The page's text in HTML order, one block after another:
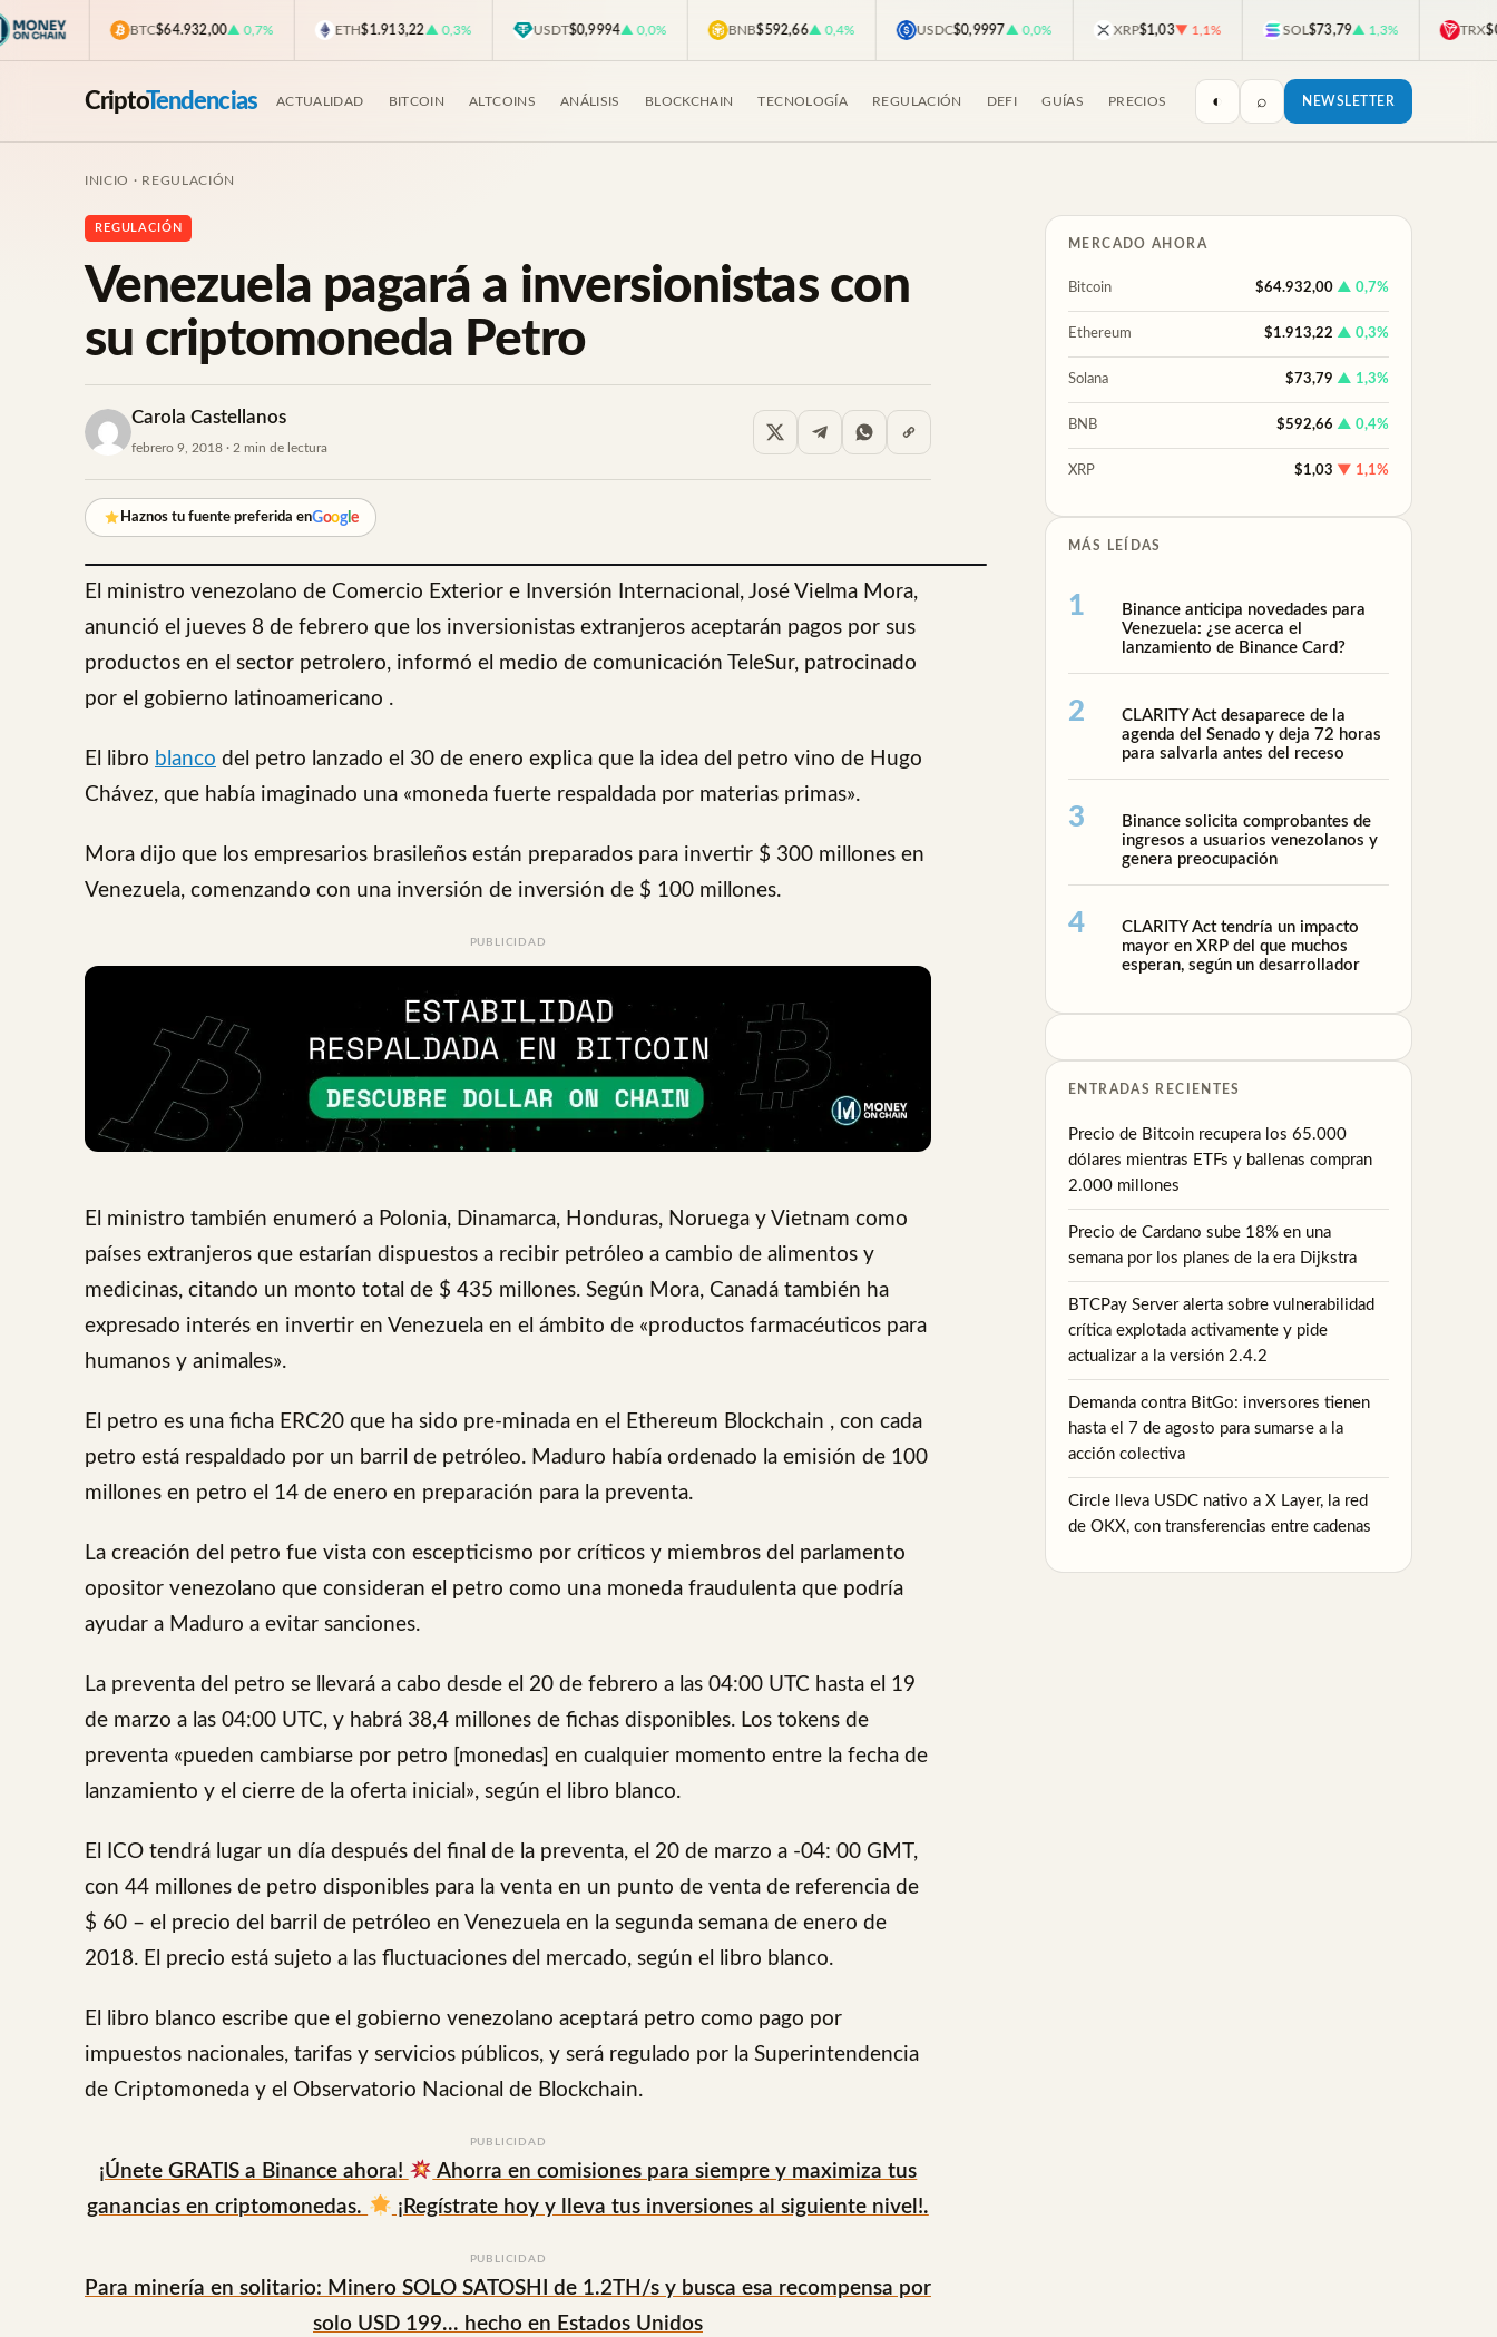
BTC$64.932,00▲ 0,7% ETH$1.913,22▲ 0,3% USDT$0,9994▲ 0,0% BNB$592,66▲ 0,4% USDC$0,9997▲ 0,0% XRP $1,03▼ 1,1% SOL$73,79▲ 1,3% TRX
CriptoTendencias ACTUALIDAD BITCOIN ALTCOINS ANÁLISIS BLOCKCHAIN TECNOLOGÍA REGULACIÓN DEFI GUÍAS PRECIOS ◐ ⌕ NEWSLETTER
INICIO · REGULACIÓN
REGULACIÓN
Venezuela pagará a inversionistas con
su criptomoneda Petro
Carola Castellanos
febrero 9, 2018 · 2 min de lectura
Haznos tu fuente preferida enGoogle
El ministro venezolano de Comercio Exterior e Inversión Internacional, José Vielma Mora,
anunció el jueves 8 de febrero que los inversionistas extranjeros aceptarán pagos por sus
productos en el sector petrolero, informó el medio de comunicación TeleSur, patrocinado
por el gobierno latinoamericano .
El libro blanco del petro lanzado el 30 de enero explica que la idea del petro vino de Hugo
Chávez, que había imaginado una «moneda fuerte respaldada por materias primas».
Mora dijo que los empresarios brasileños están preparados para invertir $ 300 millones en
Venezuela, comenzando con una inversión de inversión de $ 100 millones.
PUBLICIDAD
El ministro también enumeró a Polonia, Dinamarca, Honduras, Noruega y Vietnam como
países extranjeros que estarían dispuestos a recibir petróleo a cambio de alimentos y
medicinas, citando un monto total de $ 435 millones. Según Mora, Canadá también ha
expresado interés en invertir en Venezuela en el ámbito de «productos farmacéuticos para
humanos y animales».
El petro es una ficha ERC20 que ha sido pre-minada en el Ethereum Blockchain , con cada
petro está respaldado por un barril de petróleo. Maduro había ordenado la emisión de 100
millones en petro el 14 de enero en preparación para la preventa.
La creación del petro fue vista con escepticismo por críticos y miembros del parlamento
opositor venezolano que consideran el petro como una moneda fraudulenta que podría
ayudar a Maduro a evitar sanciones.
La preventa del petro se llevará a cabo desde el 20 de febrero a las 04:00 UTC hasta el 19
de marzo a las 04:00 UTC, y habrá 38,4 millones de fichas disponibles. Los tokens de
preventa «pueden cambiarse por petro [monedas] en cualquier momento entre la fecha de
lanzamiento y el cierre de la oferta inicial», según el libro blanco.
El ICO tendrá lugar un día después del final de la preventa, el 20 de marzo a -04: 00 GMT,
con 44 millones de petro disponibles para la venta en un punto de venta de referencia de
$ 60 – el precio del barril de petróleo en Venezuela en la segunda semana de enero de
2018. El precio está sujeto a las fluctuaciones del mercado, según el libro blanco.
El libro blanco escribe que el gobierno venezolano aceptará petro como pago por
impuestos nacionales, tarifas y servicios públicos, y será regulado por la Superintendencia
de Criptomoneda y el Observatorio Nacional de Blockchain.
PUBLICIDAD
¡Únete GRATIS a Binance ahora!
Ahorra en comisiones para siempre y maximiza tus
ganancias en criptomonedas.
¡Regístrate hoy y lleva tus inversiones al siguiente nivel!.
PUBLICIDAD
Para minería en solitario: Minero SOLO SATOSHI de 1.2TH/s y busca esa recompensa por
solo USD 199... hecho en Estados Unidos
MERCADO AHORA
Bitcoin $64.932,00 ▲ 0,7%
Ethereum $1.913,22 ▲ 0,3%
Solana $73,79 ▲ 1,3%
BNB $592,66 ▲ 0,4%
XRP $1,03 ▼ 1,1%
MÁS LEÍDAS
Binance anticipa novedades para
Venezuela: ¿se acerca el
lanzamiento de Binance Card?
CLARITY Act desaparece de la
agenda del Senado y deja 72 horas
para salvarla antes del receso
Binance solicita comprobantes de
ingresos a usuarios venezolanos y
genera preocupación
CLARITY Act tendría un impacto
mayor en XRP del que muchos
esperan, según un desarrollador
ENTRADAS RECIENTES
Precio de Bitcoin recupera los 65.000
dólares mientras ETFs y ballenas compran
2.000 millones
Precio de Cardano sube 18% en una
semana por los planes de la era Dijkstra
BTCPay Server alerta sobre vulnerabilidad
crítica explotada activamente y pide
actualizar a la versión 2.4.2
Demanda contra BitGo: inversores tienen
hasta el 7 de agosto para sumarse a la
acción colectiva
Circle lleva USDC nativo a X Layer, la red
de OKX, con transferencias entre cadenas